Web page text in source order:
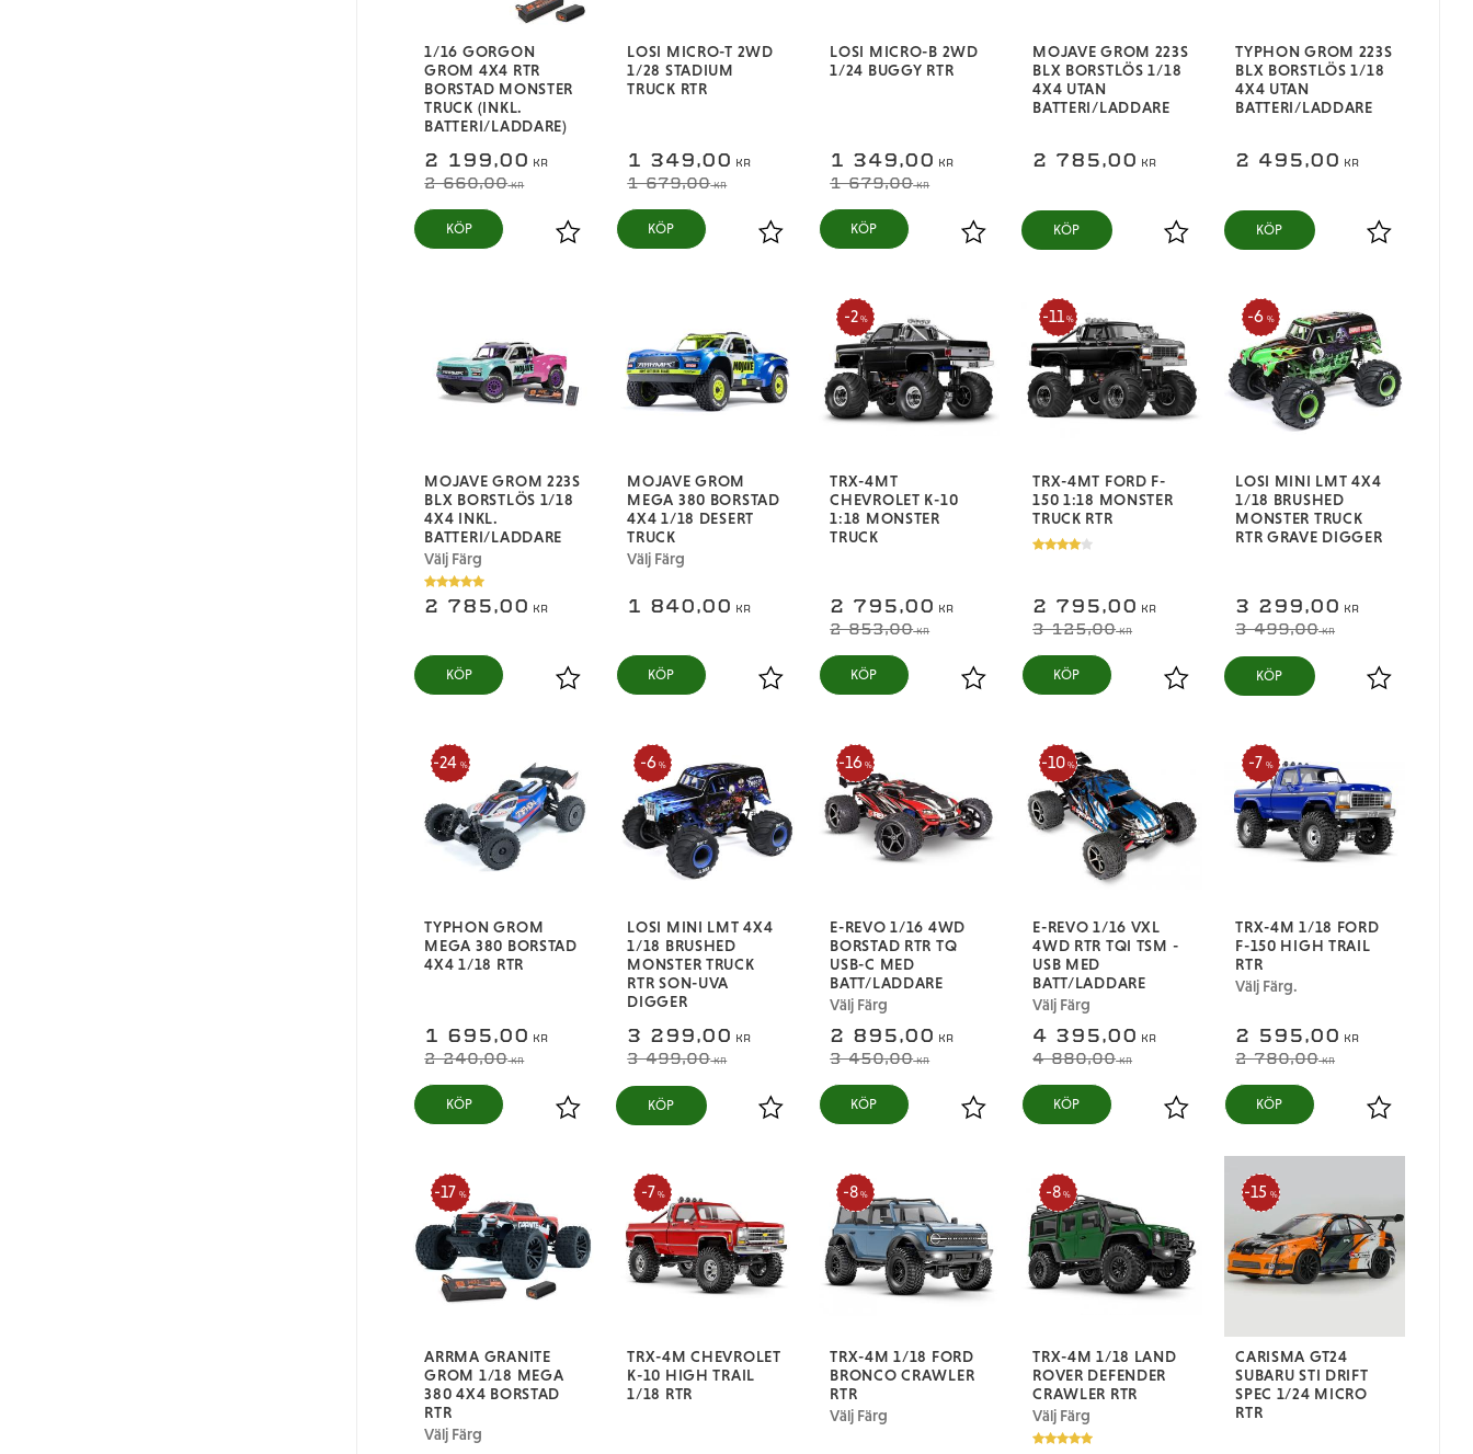
1/16 GORGON
GROM 4X4 RTR
BORSTAD MONSTER
TRUCK (INKL.
BATTERI/LADDARE)
2 199,00 KR
2 660,00KR
Lägg till i favoriter
LOSI MICRO-T 2WD
1/28 STADIUM
TRUCK RTR
1 349,00 KR
1 679,00KR
Lägg till i favoriter
LOSI MICRO-B 2WD
1/24 BUGGY RTR
1 349,00 KR
1 679,00KR
Lägg till i favoriter
MOJAVE GROM 223S
BLX BORSTLÖS 1/18
4X4 UTAN
BATTERI/LADDARE
2 785,00 KR
Lägg till i favoriter
KÖP
TYPHON GROM 223S
BLX BORSTLÖS 1/18
4X4 UTAN
BATTERI/LADDARE
2 495,00 KR
Lägg till i
KÖP
MOJAVE GROM 223S
BLX BORSTLÖS 1/18
4X4 INKL.
BATTERI/LADDARE
Välj Färg
2 785,00 KR
Lägg till i favoriter
MOJAVE GROM
MEGA 380 BORSTAD
4X4 1/18 DESERT
TRUCK
Välj Färg
1 840,00 KR
Lägg till i favoriter
TRX-4MT
CHEVROLET K-10
1:18 MONSTER
TRUCK
2 795,00 KR
2 853,00KR
2 %
Lägg till i favoriter
TRX-4MT FORD F-
150 1:18 MONSTER
TRUCK RTR
2 795,00 KR
3 125,00KR
11 %
Lägg till i favoriter
LOSI MINI LMT 4X4
1/18 BRUSHED
MONSTER TRUCK
RTR GRAVE DIGGER
3 299,00 KR
3 499,00KR
6 %
Lägg till i
KÖP
TYPHON GROM
MEGA 380 BORSTAD
4X4 1/18 RTR
1 695,00 KR
2 240,00KR
24 %
Lägg till i favoriter
LOSI MINI LMT 4X4
1/18 BRUSHED
MONSTER TRUCK
RTR SON-UVA
DIGGER
3 299,00 KR
3 499,00KR
6 %
Lägg till i favoriter
KÖP
E-REVO 1/16 4WD
BORSTAD RTR TQ
USB-C MED
BATT/LADDARE
Välj Färg
2 895,00 KR
3 450,00KR
16 %
Lägg till i favoriter
E-REVO 1/16 VXL
4WD RTR TQI TSM -
USB MED
BATT/LADDARE
Välj Färg
4 395,00 KR
4 880,00KR
10 %
Lägg till i favoriter
TRX-4M 1/18 FORD
F-150 HIGH TRAIL
RTR
Välj Färg.
2 595,00 KR
2 780,00KR
7 %
Lägg till i
ARRMA GRANITE
GROM 1/18 MEGA
380 4X4 BORSTAD
RTR
Välj Färg
17 %
TRX-4M CHEVROLET
K-10 HIGH TRAIL
1/18 RTR
7 %
TRX-4M 1/18 FORD
BRONCO CRAWLER
RTR
Välj Färg
8 %
TRX-4M 1/18 LAND
ROVER DEFENDER
CRAWLER RTR
Välj Färg
8 %
CARISMA GT24
SUBARU STI DRIFT
SPEC 1/24 MICRO
RTR
15 %